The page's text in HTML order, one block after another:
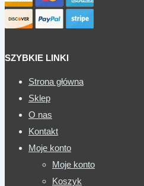
SZYBKIE LINKI
Strona główna
Sklep
O nas
Kontakt
Moje konto
Moje konto
Koszyk